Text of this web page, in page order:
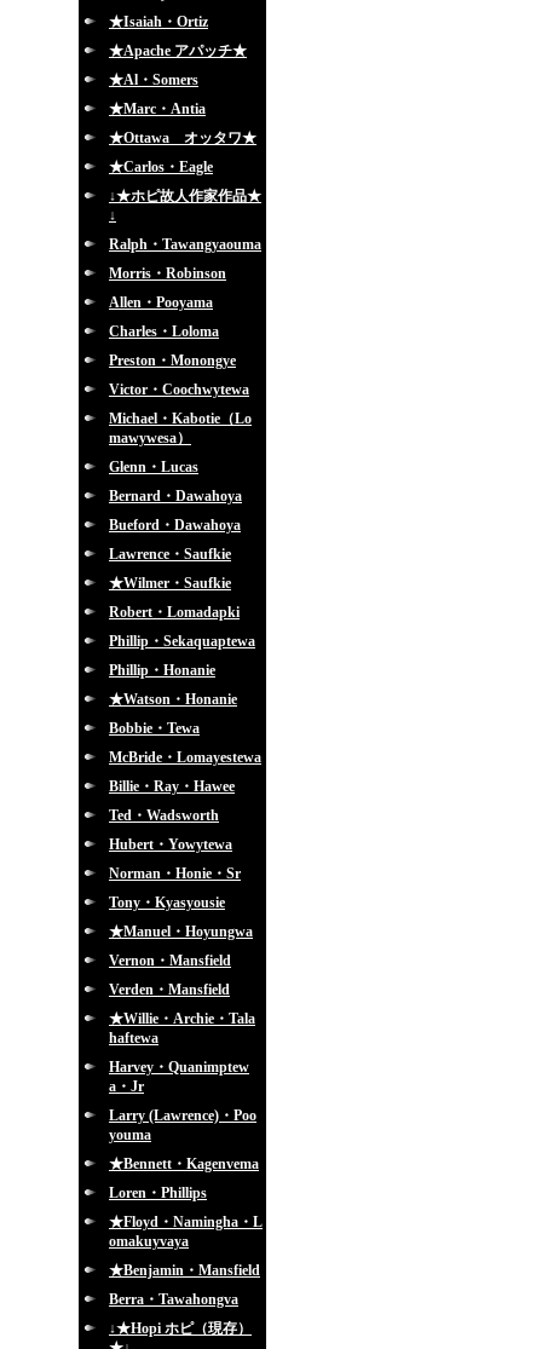
★Isaiah・Ortiz
★Apache アパッチ★
★Al・Somers
★Marc・Antia
★Ottawa オッタワ★
★Carlos・Eagle
↓★ホピ故人作家作品★
↓
Ralph・Tawangyaouma
Morris・Robinson
Allen・Pooyama
Charles・Loloma
Preston・Monongye
Victor・Coochwytewa
Michael・Kabotie（Lo
mawywesa）
Glenn・Lucas
Bernard・Dawahoya
Bueford・Dawahoya
Lawrence・Saufkie
★Wilmer・Saufkie
Robert・Lomadapki
Phillip・Sekaquaptewa
Phillip・Honanie
★Watson・Honanie
Bobbie・Tewa
McBride・Lomayestewa
Billie・Ray・Hawee
Ted・Wadsworth
Hubert・Yowytewa
Norman・Honie・Sr
Tony・Kyasyousie
★Manuel・Hoyungwa
Vernon・Mansfield
Verden・Mansfield
★Willie・Archie・Tala
haftewa
Harvey・Quanimptew
a・Jr
Larry (Lawrence)・Poo
youma
★Bennett・Kagenvema
Loren・Phillips
★Floyd・Namingha・L
omakuyvaya
★Benjamin・Mansfield
Berra・Tawahongva
↓★Hopi ホピ（現存）